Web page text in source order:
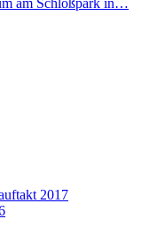
am Schloßpark in…
2017